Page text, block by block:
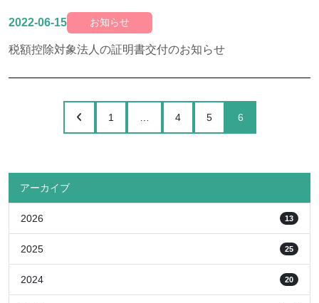
2022-06-15 お知らせ
税額控除対象法人の証明書交付のお知らせ
1 4 5 6
アーカイブ
2026 13
2025 25
2024 20